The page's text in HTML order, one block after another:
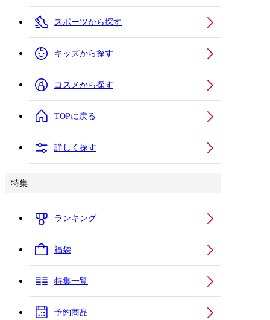
スポーツから探す
キッズから探す
コスメから探す
TOPに戻る
詳しく探す
特集
ランキング
福袋
特集一覧
予約商品